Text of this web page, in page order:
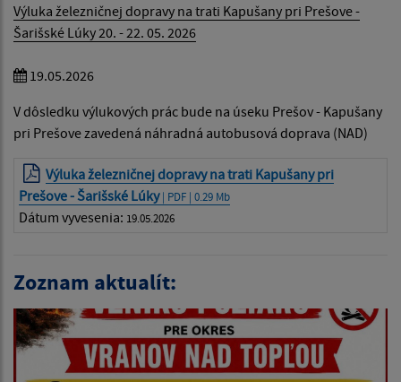
Výluka železničnej dopravy na trati Kapušany pri Prešove -
Šarišské Lúky 20. - 22. 05. 2026
19.05.2026
V dôsledku výlukových prác bude na úseku Prešov - Kapušany
pri Prešove zavedená náhradná autobusová doprava (NAD)
Výluka železničnej dopravy na trati Kapušany pri
Prešove - Šarišské Lúky| PDF | 0.29 Mb
Dátum vyvesenia: 19.05.2026
Zoznam aktualít: